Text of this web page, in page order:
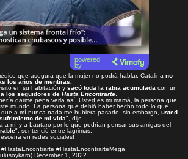
powered
by
que asegura que la mujer no podrá hablar, Catalina no
los años de mentiras.
en su habitación y sacó toda la rabia acumulada con un
los seguidores de Hasta Encontrarte
darme pena verla así. Usted es mi mamá, la persona que
mundo. La persona que debió haber hecho todo lo que
a mí nunca nada me hubiera pasado, sin embargo, usted
de mi vida", dijo.
a mí y a Lautaro por lo que podrían pensar sus amigas del
", sentenció entre lágrimas.
en redes sociales!
#HastaEncontrarte #HastaEncontrarteMega
December 1, 2022